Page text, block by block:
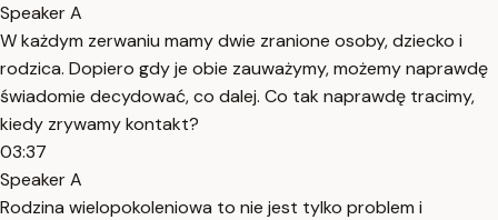
Speaker A
W każdym zerwaniu mamy dwie zranione osoby, dziecko i
rodzica. Dopiero gdy je obie zauważymy, możemy naprawdę
świadomie decydować, co dalej. Co tak naprawdę tracimy,
kiedy zrywamy kontakt?
03:37
Speaker A
Rodzina wielopokoleniowa to nie jest tylko problem i